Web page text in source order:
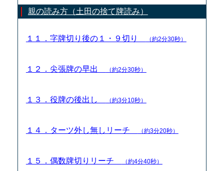
親の読み方（土田の捨て牌読み）
１１．字牌切り後の１・９切り （約2分30秒）
１２．尖張牌の早出 （約2分30秒）
１３．役牌の後出し （約3分10秒）
１４．ターツ外し無しリーチ （約3分20秒）
１５．偶数牌切りリーチ （約4分40秒）